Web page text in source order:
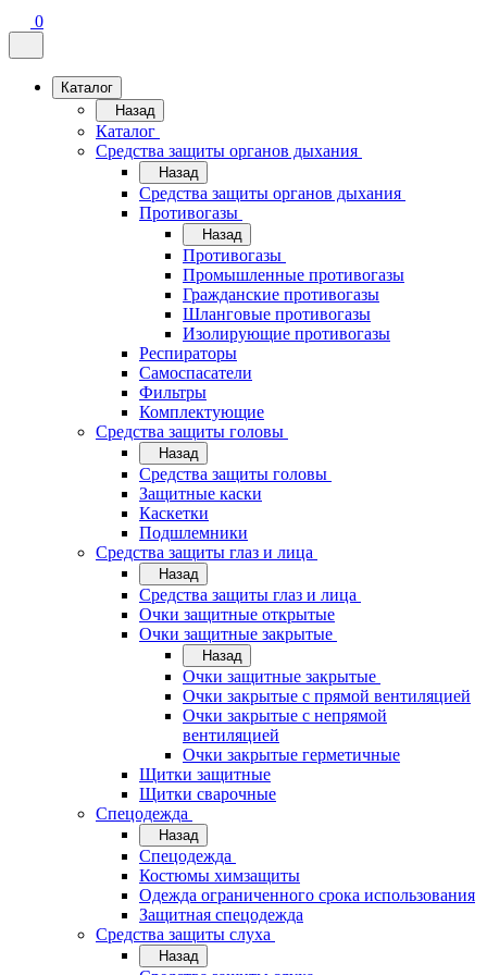
0
Каталог
Назад
Каталог
Средства защиты органов дыхания
Назад
Средства защиты органов дыхания
Противогазы
Назад
Противогазы
Промышленные противогазы
Гражданские противогазы
Шланговые противогазы
Изолирующие противогазы
Респираторы
Самоспасатели
Фильтры
Комплектующие
Средства защиты головы
Назад
Средства защиты головы
Защитные каски
Каскетки
Подшлемники
Средства защиты глаз и лица
Назад
Средства защиты глаз и лица
Очки защитные открытые
Очки защитные закрытые
Назад
Очки защитные закрытые
Очки закрытые с прямой вентиляцией
Очки закрытые с непрямой
вентиляцией
Очки закрытые герметичные
Щитки защитные
Щитки сварочные
Спецодежда
Назад
Спецодежда
Костюмы химзащиты
Одежда ограниченного срока использования
Защитная спецодежда
Средства защиты слуха
Назад